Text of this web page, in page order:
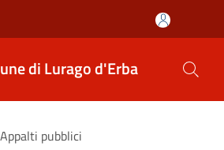
di Lurago d'Erba
Appalti pubblici